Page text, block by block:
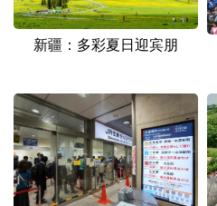
新疆：多彩夏日迎宾朋